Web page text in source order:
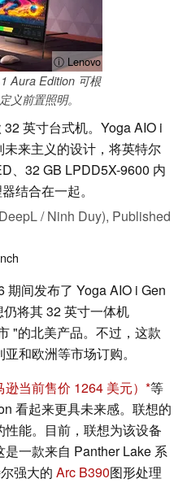
ⓘ Lenovo
Aura Edition 可根
义前置照明。
英寸台式机。Yoga AIO i
来主义的设计，将英特尔
、32 GB LPDD5X-9600 内
结合在一起。
DeepL / Ninh Duy), Published
期间发布了 Yoga AIO i Gen
将其 32 英寸一体机
"的北美产品。不过，这款
和欧洲等市场订购。
逊当前售价 1264 美元）
等
看起来更具未来感。联想的
能。目前，联想为该设备
是一款来自 Panther Lake 系
强大的 Arc B390图形处理